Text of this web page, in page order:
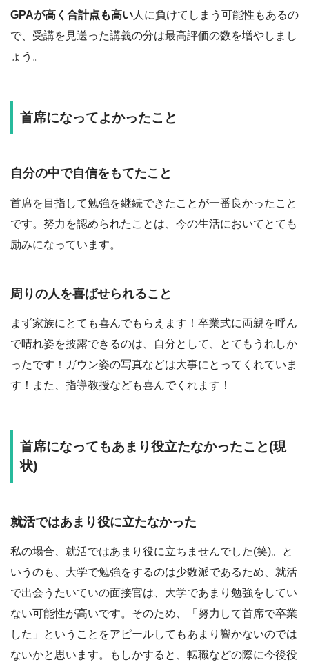
GPAが高く合計点も高い人に負けてしまう可能性もあるの
で、受講を見送った講義の分は最高評価の数を増やしまし
ょう。
首席になってよかったこと
自分の中で自信をもてたこと
首席を目指して勉強を継続できたことが一番良かったこと
です。努力を認められたことは、今の生活においてとても
励みになっています。
周りの人を喜ばせられること
まず家族にとても喜んでもらえます！卒業式に両親を呼ん
で晴れ姿を披露できるのは、自分として、とてもうれしか
ったです！ガウン姿の写真などは大事にとってくれていま
す！また、指導教授なども喜んでくれます！
首席になってもあまり役立たなかったこと(現
状)
就活ではあまり役に立たなかった
私の場合、就活ではあまり役に立ちませんでした(笑)。と
いうのも、大学で勉強をするのは少数派であるため、就活
で出会うたいていの面接官は、大学であまり勉強をしてい
ない可能性が高いです。そのため、「努力して首席で卒業
した」ということをアピールしてもあまり響かないのでは
ないかと思います。もしかすると、転職などの際に今後役